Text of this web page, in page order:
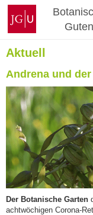
Zum
Inhalt
springen
Johannes
Gutenberg-
Universität
Mainz
Aktuell
Andrena und
Der Botanische Garten
achtwöchigen Corona-